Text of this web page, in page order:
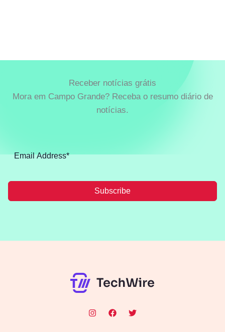
Receber notícias grátis
Mora em Campo Grande? Receba o resumo diário de
notícias.
Subscribe